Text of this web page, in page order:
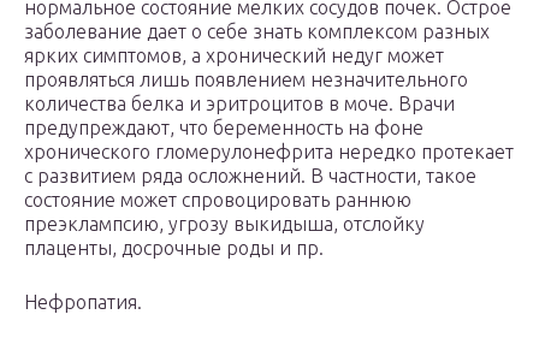
нормальное состояние мелких сосудов почек. Острое
заболевание дает о себе знать комплексом разных
ярких симптомов, а хронический недуг может
проявляться лишь появлением незначительного
количества белка и эритроцитов в моче. Врачи
предупреждают, что беременность на фоне
хронического гломерулонефрита нередко протекает
с развитием ряда осложнений. В частности, такое
состояние может спровоцировать раннюю
преэклампсию, угрозу выкидыша, отслойку
плаценты, досрочные роды и пр.
Нефропатия.